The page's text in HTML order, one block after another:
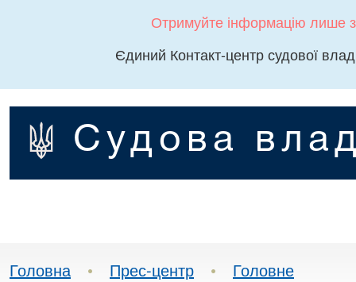
Отримуйте інформацію лише
Єдиний Контакт-центр судової
Судова
Головна • Прес-центр • Головне